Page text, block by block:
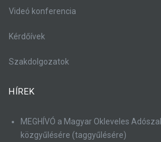
Videó konferencia
Kérdőívek
Szakdolgozatok
HÍREK
MEGHÍVÓ a Magyar Okleveles
közgyűlésére (taggyűlésére)